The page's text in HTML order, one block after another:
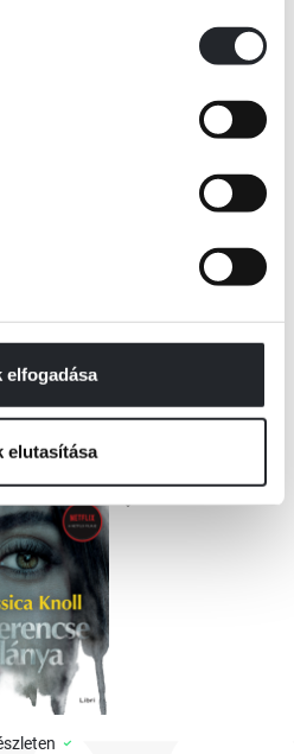
elfogadása
elutasítása
kedvenc, Brett holtan végzi, és azt
volt indítéka meggyilkolni őt.